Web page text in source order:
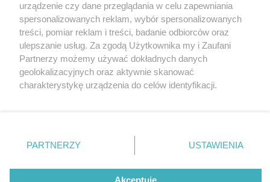
4 / 0
Nie zapomnij
zapoznać się z:
polityką prywatności regulamin korzystania z portali
Twojemiasto
Piekary Śląskie
Chorzów
Tarnowskie Góry
Gliwice
Skontakuj sięz nami
Kontakt
Wydawca
Redakcja
urządzenie czy dane przeglądania w celu zapewniania
spersonalizowanych reklam, wybór spersonalizowanych
treści, pomiar reklam i treści, badanie odbiorców oraz
ulepszanie usług. Za zgodą Użytkownika my i Zaufani
Partnerzy możemy używać dokładnych danych
geolokalizacyjnych oraz aktywnie skanować
charakterystykę urządzenia do celów identyfikacji.
zmienić/wycofać klikając przycisk ustawień prywatności
znajdujący się w lewym dolnym rogu strony
rodzaje przetwarzania danych nie wymagają zgody
użytkownika, ale masz prawo sprzeciwić się takiemu
PARTNERZY USTAWIENIA
Akceptuję